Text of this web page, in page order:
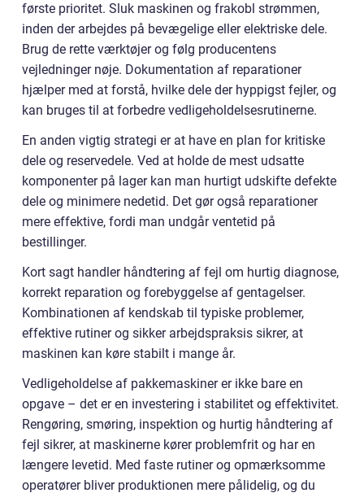
første prioritet. Sluk maskinen og frakobl strømmen,
inden der arbejdes på bevægelige eller elektriske dele.
Brug de rette værktøjer og følg producentens
vejledninger nøje. Dokumentation af reparationer
hjælper med at forstå, hvilke dele der hyppigst fejler, og
kan bruges til at forbedre vedligeholdelsesrutinerne.
En anden vigtig strategi er at have en plan for kritiske
dele og reservedele. Ved at holde de mest udsatte
komponenter på lager kan man hurtigt udskifte defekte
dele og minimere nedetid. Det gør også reparationer
mere effektive, fordi man undgår ventetid på
bestillinger.
Kort sagt handler håndtering af fejl om hurtig diagnose,
korrekt reparation og forebyggelse af gentagelser.
Kombinationen af kendskab til typiske problemer,
effektive rutiner og sikker arbejdspraksis sikrer, at
maskinen kan køre stabilt i mange år.
Vedligeholdelse af pakkemaskiner er ikke bare en
opgave – det er en investering i stabilitet og effektivitet.
Rengøring, smøring, inspektion og hurtig håndtering af
fejl sikrer, at maskinerne kører problemfrit og har en
længere levetid. Med faste rutiner og opmærksomme
operatører bliver produktionen mere pålidelig, og du